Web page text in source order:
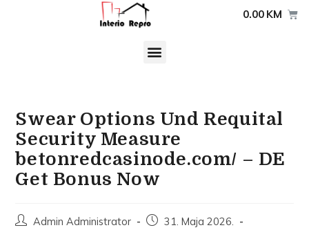
0.00 KM
Swear Options Und Requital
Security Measure
betonredcasinode.com/ – DE
Get Bonus Now
Admin Administrator
31. Maja 2026.